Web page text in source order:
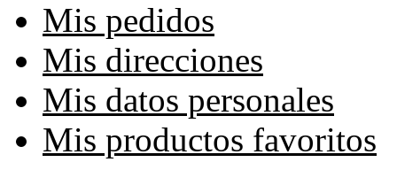
Mis pedidos
Mis direcciones
Mis datos personales
Mis productos favoritos